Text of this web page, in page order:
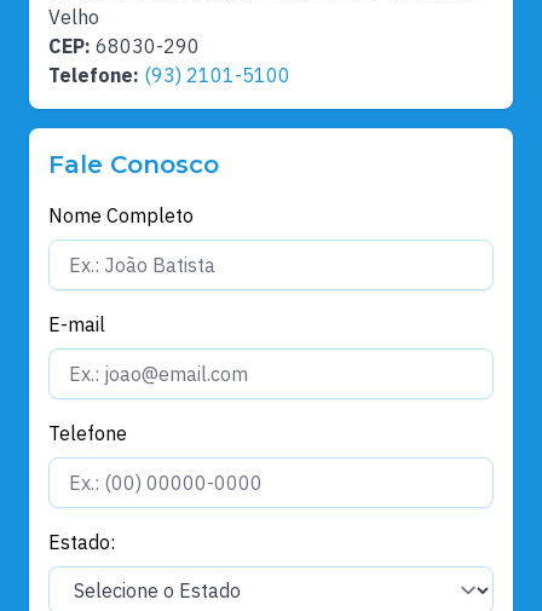
Velho
CEP: 68030-290
Telefone: (93) 2101-5100
Fale Conosco
Nome Completo
E-mail
Telefone
Estado: